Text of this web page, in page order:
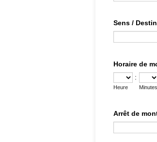
Sens /
Horaire de
:
Heure Minutes
Arrêt de